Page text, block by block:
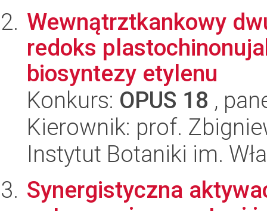
Wewnątrztkankowy
redoks
biosyntezy etylenu
Konkurs: OPUS 18 ,
Kierownik: prof.
Instytut Botaniki im.
Synergistyczna